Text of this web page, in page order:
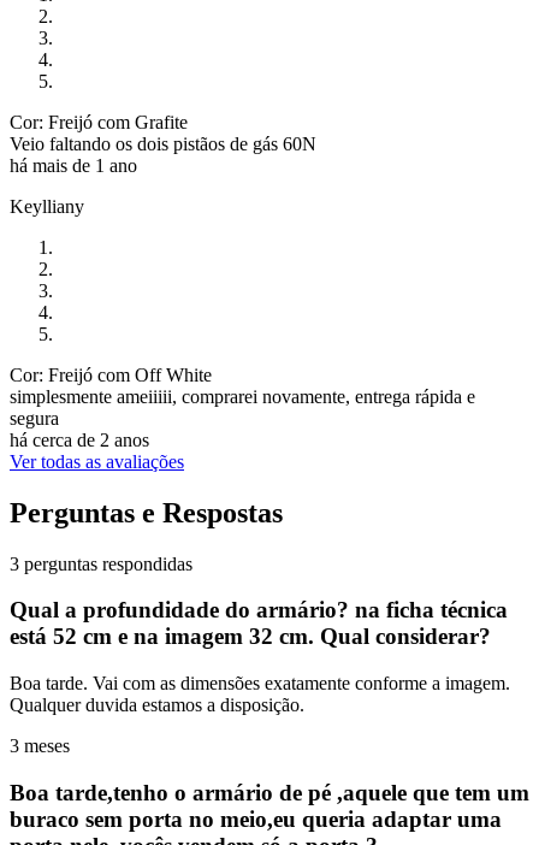
Cor: Freijó com Grafite
Veio faltando os dois pistãos de gás 60N
há mais de 1 ano
Keylliany
Cor: Freijó com Off White
simplesmente ameiiiii, comprarei novamente, entrega rápida e
segura
há cerca de 2 anos
Ver todas as avaliações
Perguntas e Respostas
3 perguntas respondidas
Qual a profundidade do armário? na ficha técnica
está 52 cm e na imagem 32 cm. Qual considerar?
Boa tarde. Vai com as dimensões exatamente conforme a imagem.
Qualquer duvida estamos a disposição.
3 meses
Boa tarde,tenho o armário de pé ,aquele que tem um
buraco sem porta no meio,eu queria adaptar uma